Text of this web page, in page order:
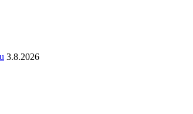
3.8.2026